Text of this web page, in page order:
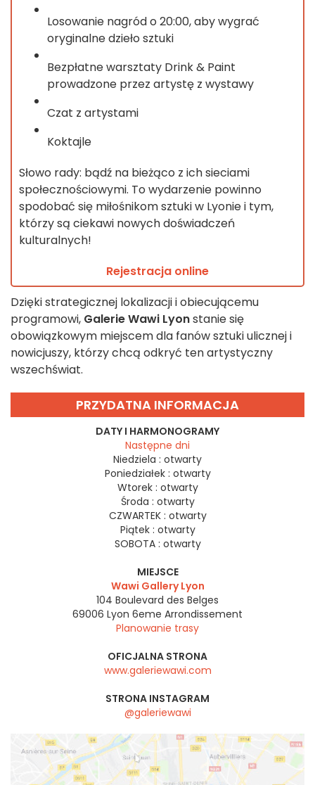
Losowanie nagród o 20:00, aby wygrać
oryginalne dzieło sztuki
Bezpłatne warsztaty Drink & Paint
prowadzone przez artystę z wystawy
Czat z artystami
Koktajle
Słowo rady: bądź na bieżąco z ich sieciami
społecznościowymi. To wydarzenie powinno
spodobać się miłośnikom sztuki w Lyonie i tym,
którzy są ciekawi nowych doświadczeń
kulturalnych!
Rejestracja online
Dzięki strategicznej lokalizacji i obiecującemu
programowi, Galerie Wawi Lyonstanie się
obowiązkowym miejscem dla fanów sztuki ulicznej i
nowicjuszy, którzy chcą odkryć ten artystyczny
wszechświat.
PRZYDATNA INFORMACJA
DATY I HARMONOGRAMY
Następne dni
Niedziela : otwarty
Poniedziałek : otwarty
Wtorek : otwarty
Środa : otwarty
CZWARTEK : otwarty
Piątek : otwarty
SOBOTA : otwarty
MIEJSCE
Wawi Gallery Lyon
104 Boulevard des Belges
69006 Lyon 6eme Arrondissement
Planowanie trasy
OFICJALNA STRONA
www.galeriewawi.com
STRONA INSTAGRAM
@galeriewawi